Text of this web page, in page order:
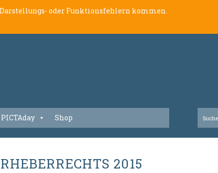
oder Funktionsfehlern kommen.
PICTAday Shop
2015